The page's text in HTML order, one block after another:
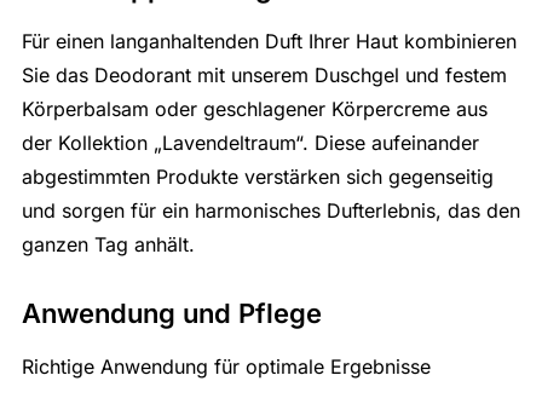
Für einen langanhaltenden Duft Ihrer Haut kombinieren
Sie das Deodorant mit unserem Duschgel und festem
Körperbalsam oder geschlagener Körpercreme aus
der Kollektion „Lavendeltraum“. Diese aufeinander
abgestimmten Produkte verstärken sich gegenseitig
und sorgen für ein harmonisches Dufterlebnis, das den
ganzen Tag anhält.
Anwendung und Pflege
Richtige Anwendung für optimale Ergebnisse